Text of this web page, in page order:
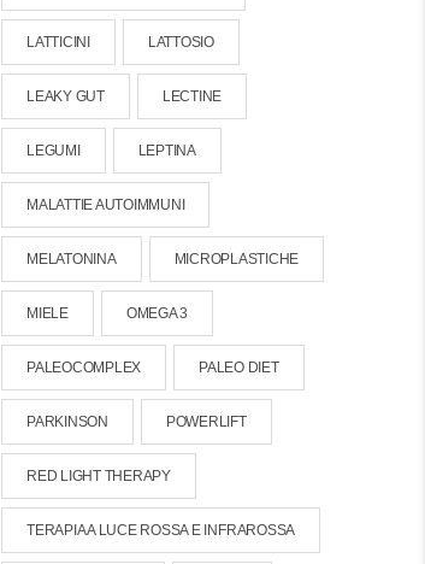
LATTICINI LATTOSIO
LEAKY GUT LECTINE
LEGUMI LEPTINA
MALATTIE AUTOIMMUNI
MELATONINA MICROPLASTICHE
MIELE OMEGA 3
PALEOCOMPLEX PALEO DIET
PARKINSON POWERLIFT
RED LIGHT THERAPY
TERAPIA A LUCE ROSSA E INFRAROSSA